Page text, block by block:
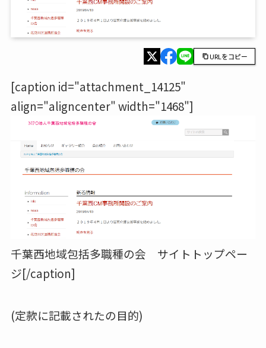
URLをコピー
[caption id="attachment_14125"
align="aligncenter" width="1468"]
千葉西地域包括多職種の会 サイトトップペー
ジ[/caption]
(定款に記載されたの目的)